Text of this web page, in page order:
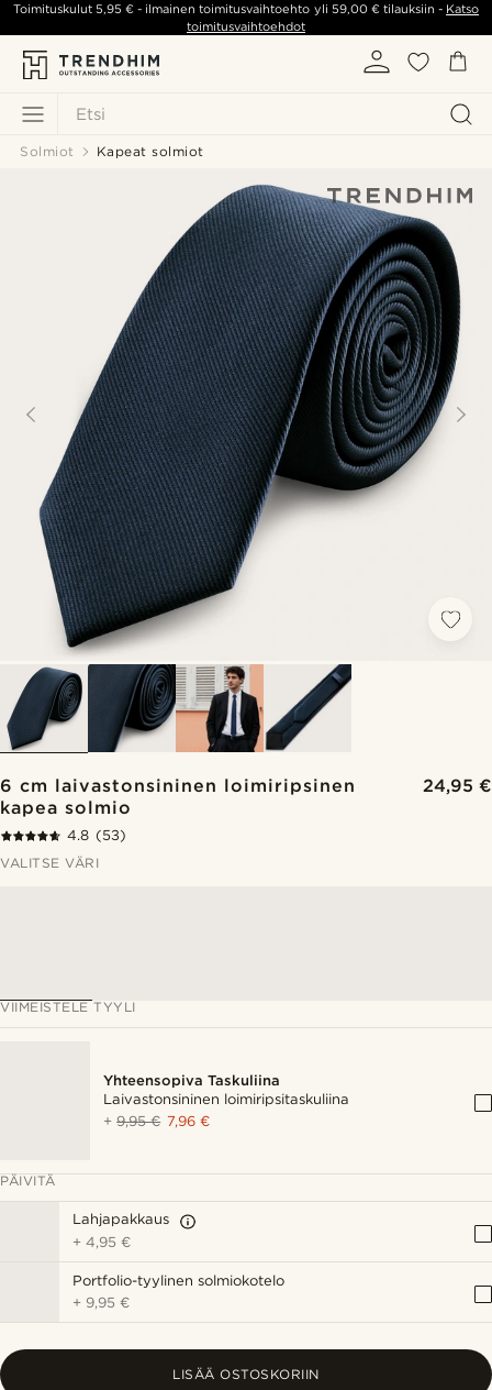
Etsi
Toimituskulut5,95 € - ilmainen toimitusvaihtoehto yli 59,00 €tilauksiin - Katso
toimitusvaihtoehdot
Solmiot Kapeat solmiot
6 cm laivastonsininen loimiripsinen
kapea solmio
24,95 €
4.8 (53)
VALITSE VÄRI
VIIMEISTELE TYYLI
Yhteensopiva Taskuliina
Laivastonsininen loimiripsitaskuliina
+9,95 € 7,96 €
PÄIVITÄ
Lahjapakkaus
+4,95 €
Portfolio-tyylinen solmiokotelo
+ 9,95 €
LISÄÄ OSTOSKORIIN